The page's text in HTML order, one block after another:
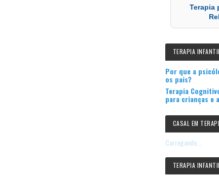
Terapia
TERAPIA
Por que a
os pais?
Terapia
para crianças e
CASAL EM
Carregando...
TERAPIA